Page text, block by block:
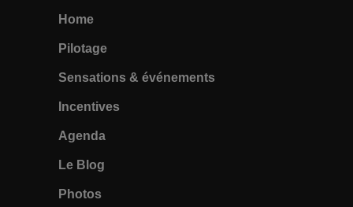
Home
Pilotage
Sensations & événements
Incentives
Agenda
Le Blog
Photos